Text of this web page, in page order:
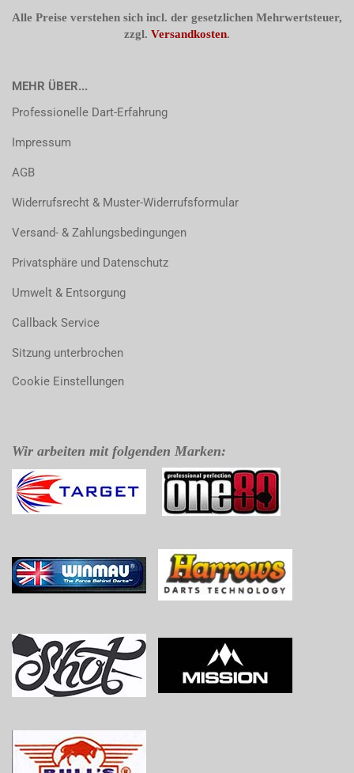
Alle Preise verstehen sich incl. der gesetzlichen Mehrwertsteuer,
zzgl. Versandkosten.
MEHR ÜBER...
Professionelle Dart-Erfahrung
Impressum
AGB
Widerrufsrecht & Muster-Widerrufsformular
Versand- & Zahlungsbedingungen
Privatsphäre und Datenschutz
Umwelt & Entsorgung
Callback Service
Sitzung unterbrochen
Cookie Einstellungen
Wir arbeiten mit folgenden Marken: